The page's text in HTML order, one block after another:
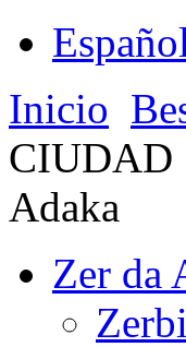
Inicio
CIUDAD
Adaka
Zer da